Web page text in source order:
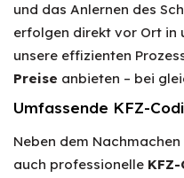
und das Anlernen des
erfolgen direkt vor Ort in
unsere effizienten
Preise anbieten – bei
Umfassende KFZ-
Neben dem
auch professionelle